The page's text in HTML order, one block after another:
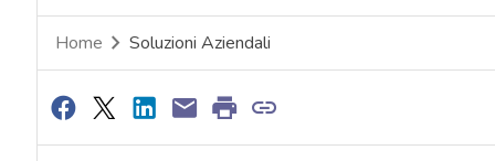
Home Soluzioni Aziendali